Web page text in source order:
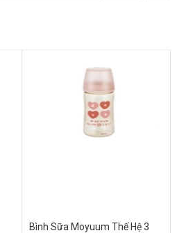
Bình Sữa Moyuum Thế Hệ 3